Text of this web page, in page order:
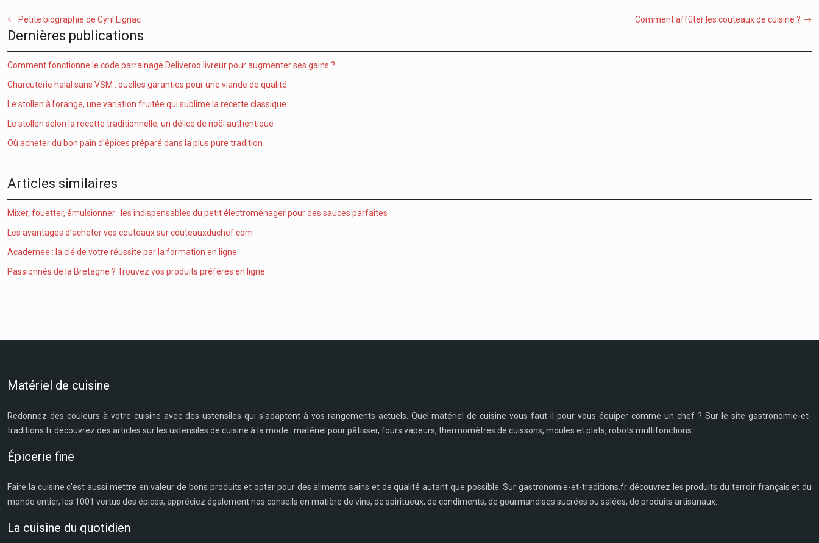
Petite biographie de Cyril Lignac Comment affûter les couteaux de cuisine ?
Dernières publications
Comment fonctionne le code parrainage Deliveroo livreur pour augmenter ses gains ?
Charcuterie halal sans VSM : quelles garanties pour une viande de qualité
Le stollen à l’orange, une variation fruitée qui sublime la recette classique
Le stollen selon la recette traditionnelle, un délice de noël authentique
Où acheter du bon pain d’épices préparé dans la plus pure tradition
Articles similaires
Mixer, fouetter, émulsionner : les indispensables du petit électroménager pour des sauces parfaites
Les avantages d’acheter vos couteaux sur couteauxduchef.com
Academee : la clé de votre réussite par la formation en ligne
Passionnés de la Bretagne ? Trouvez vos produits préférés en ligne
Matériel de cuisine
Redonnez des couleurs à votre cuisine avec des ustensiles qui s'adaptent à vos rangements actuels. Quel matériel de cuisine vous faut-il pour vous équiper comme un chef ? Sur le site gastronomie-et-
traditions.fr découvrez des articles sur les ustensiles de cuisine à la mode : matériel pour pâtisser, fours vapeurs, thermomètres de cuissons, moules et plats, robots multifonctions...
Épicerie fine
Faire la cuisine c'est aussi mettre en valeur de bons produits et opter pour des aliments sains et de qualité autant que possible. Sur gastronomie-et-traditions.fr découvrez les produits du terroir français et du
monde entier, les 1001 vertus des épices, appréciez également nos conseils en matière de vins, de spiritueux, de condiments, de gourmandises sucrées ou salées, de produits artisanaux...
La cuisine du quotidien